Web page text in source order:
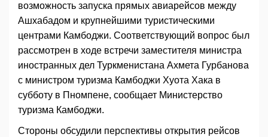
возможность запуска прямых авиарейсов между
Ашхабадом и крупнейшими туристическими
центрами Камбоджи. Соответствующий вопрос был
рассмотрен в ходе встречи заместителя министра
иностранных дел Туркменистана Ахмета Гурбанова
с министром туризма Камбоджи Хуота Хака в
субботу в Пномпене, сообщает Министерство
туризма Камбоджи.
Стороны обсудили перспективы открытия рейсов